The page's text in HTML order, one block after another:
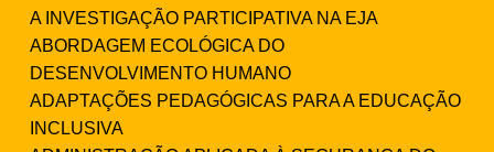
A INVESTIGAÇÃO PARTICIPATIVA NA EJA
ABORDAGEM ECOLÓGICA DO
DESENVOLVIMENTO HUMANO
ADAPTAÇÕES PEDAGÓGICAS PARA A EDUCAÇÃO
INCLUSIVA